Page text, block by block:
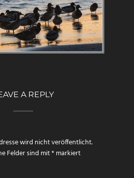
A REPLY
wird nicht veröffentlicht.
Felder sind mit*markiert